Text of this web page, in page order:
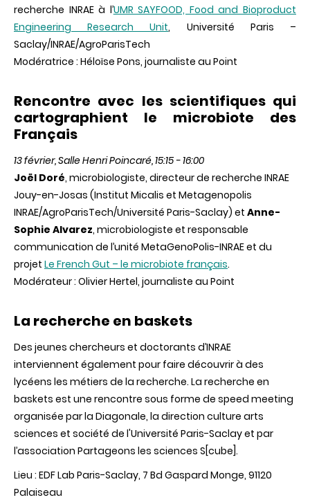
recherche INRAE à l’UMR SAYFOOD, Food and Bioproduct
Engineering Research Unit, Université Paris –
Saclay/INRAE/AgroParisTech
Modératrice : Héloïse Pons, journaliste au Point
Rencontre avec les scientifiques qui
cartographient le microbiote des
Français
13 février, Salle Henri Poincaré, 15:15 - 16:00
Joël Doré, microbiologiste, directeur de recherche INRAE
Jouy-en-Josas (Institut Micalis et Metagenopolis
INRAE/AgroParisTech/Université Paris-Saclay) et Anne-
Sophie Alvarez, microbiologiste et responsable
communication de l’unité MetaGenoPolis-INRAE et du
projet Le French Gut – le microbiote français.
Modérateur : Olivier Hertel, journaliste au Point
La recherche en baskets
Des jeunes chercheurs et doctorants d’INRAE
interviennent également pour faire découvrir à des
lycéens les métiers de la recherche. La recherche en
baskets est une rencontre sous forme de speed meeting
organisée par la Diagonale, la direction culture arts
sciences et société de l'Université Paris-Saclay et par
l’association Partageons les sciences S[cube].
Lieu : EDF Lab Paris-Saclay, 7 Bd Gaspard Monge, 91120
Palaiseau